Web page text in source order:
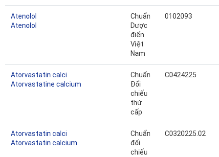
Atenolol
Atenolol
Chuẩn
Dược
điển
Việt
Nam
0102093
Atorvastatin calci
Atorvastatine calcium
Chuẩn
Đối
chiếu
thứ
cấp
C0424225
Atorvastatin calci
Atorvastatin calcium
Chuẩn
đối
chiếu
C0320225.02